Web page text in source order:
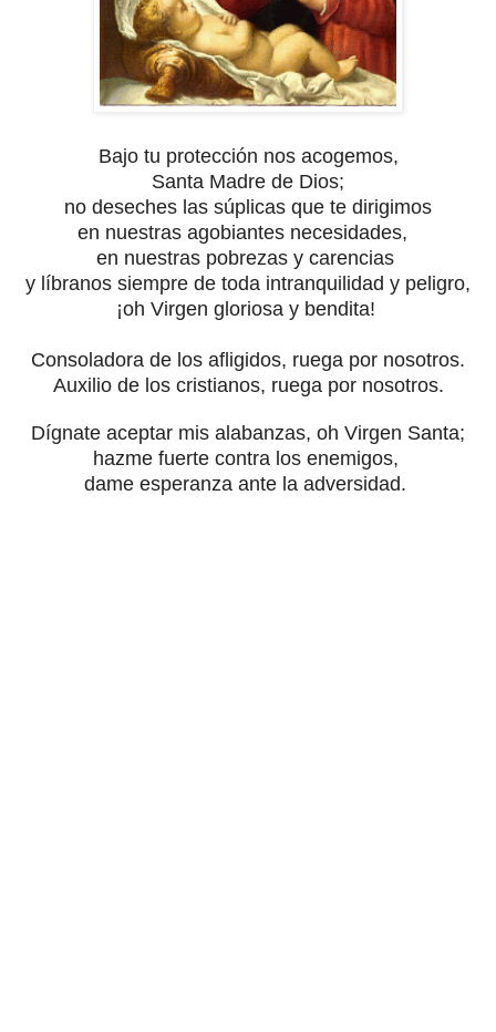
Bajo tu protección nos acogemos,
Santa Madre de Dios;
no deseches las súplicas que te dirigimos
en nuestras agobiantes necesidades,
en nuestras pobrezas y carencias
y líbranos siempre de toda intranquilidad y peligro,
¡oh Virgen gloriosa y bendita!
Consoladora de los afligidos, ruega por nosotros.
Auxilio de los cristianos, ruega por nosotros.
Dígnate aceptar mis alabanzas, oh Virgen Santa;
hazme fuerte contra los enemigos,
dame esperanza ante la adversidad.